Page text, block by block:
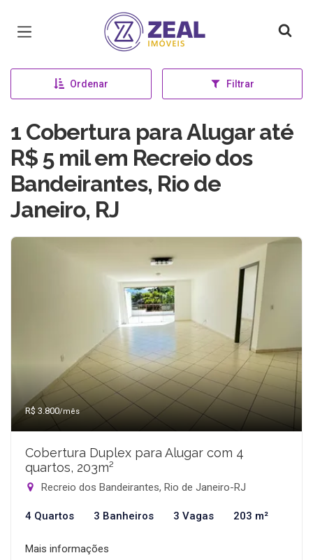
Página inicial
Ordenar Filtrar
1 Cobertura para Alugar até
R$ 5 mil em Recreio dos
Bandeirantes, Rio de
Janeiro, RJ
R$ 3.800/mês
Cobertura Duplex para Alugar com 4
quartos, 203m²
Recreio dos Bandeirantes, Rio de Janeiro-RJ
4 Quartos 3 Banheiros 3 Vagas 203 m²
Mais informações